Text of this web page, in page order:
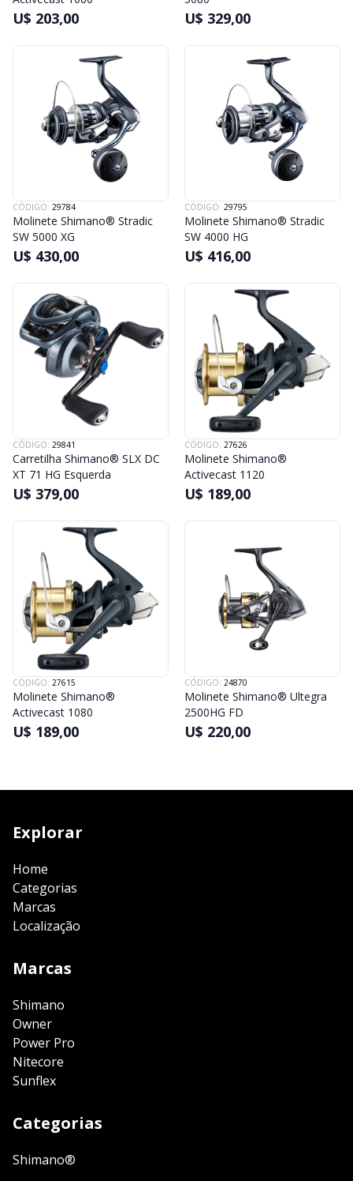
U$ 203,00 U$ 329,00
CÓDIGO: 29784
Molinete Shimano® Stradic
SW 5000 XG
U$ 430,00
CÓDIGO: 29795
Molinete Shimano® Stradic
SW 4000 HG
U$ 416,00
CÓDIGO: 29841
Carretilha Shimano® SLX DC
XT 71 HG Esquerda
U$ 379,00
CÓDIGO: 27626
Molinete Shimano®
Activecast 1120
U$ 189,00
CÓDIGO: 27615
Molinete Shimano®
Activecast 1080
U$ 189,00
CÓDIGO: 24870
Molinete Shimano® Ultegra
2500HG FD
U$ 220,00
Explorar
Home
Categorias
Marcas
Localização
Marcas
Shimano
Owner
Power Pro
Nitecore
Sunflex
Categorias
Shimano®